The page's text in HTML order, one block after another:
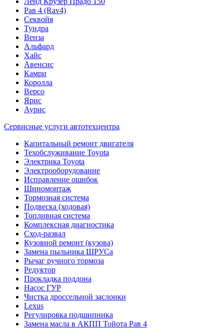
Рав 4 (Rav4)
Секвойя
Тундра
Венза
Альфард
Хайс
Авенсис
Камри
Королла
Версо
Ярис
Аурис
Сервисные услуги автотехцентра
Капитальный ремонт двигателя
Техобслуживание Toyota
Электрика Toyota
Электрооборудование
Исправление ошибок
Шиномонтаж
Тормозная система
Подвеска (ходовая)
Топливная система
Комплексная диагностика
Сход-развал
Кузовной ремонт (кузова)
Замена пыльника ШРУСа
Рычаг ручного тормоза
Редуктор
Прокладка поддона
Насос ГУР
Чистка дроссельной заслонки
Lexus
Регулировка подшипника
Замена масла в АКПП Тойота Рав 4